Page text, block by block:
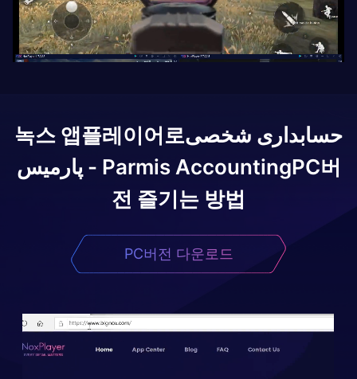
녹스 앱플레이어로حسابداری شخصی
پارمیس - Parmis AccountingPC버
전 즐기는 방법
PC버전 다운로드